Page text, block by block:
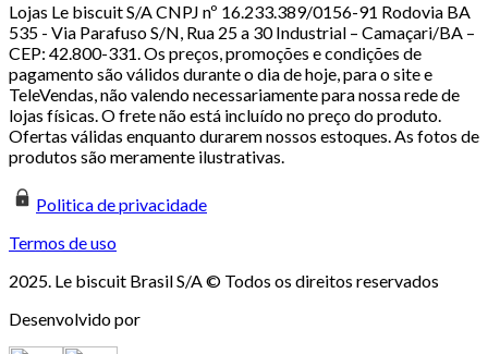
Lojas Le biscuit S/A CNPJ nº 16.233.389/0156-91 Rodovia BA
535 - Via Parafuso S/N, Rua 25 a 30 Industrial – Camaçari/BA –
CEP: 42.800-331. Os preços, promoções e condições de
pagamento são válidos durante o dia de hoje, para o site e
TeleVendas, não valendo necessariamente para nossa rede de
lojas físicas. O frete não está incluído no preço do produto.
Ofertas válidas enquanto durarem nossos estoques. As fotos de
produtos são meramente ilustrativas.
Politica de privacidade
Termos de uso
2025. Le biscuit Brasil S/A © Todos os direitos reservados
Desenvolvido por